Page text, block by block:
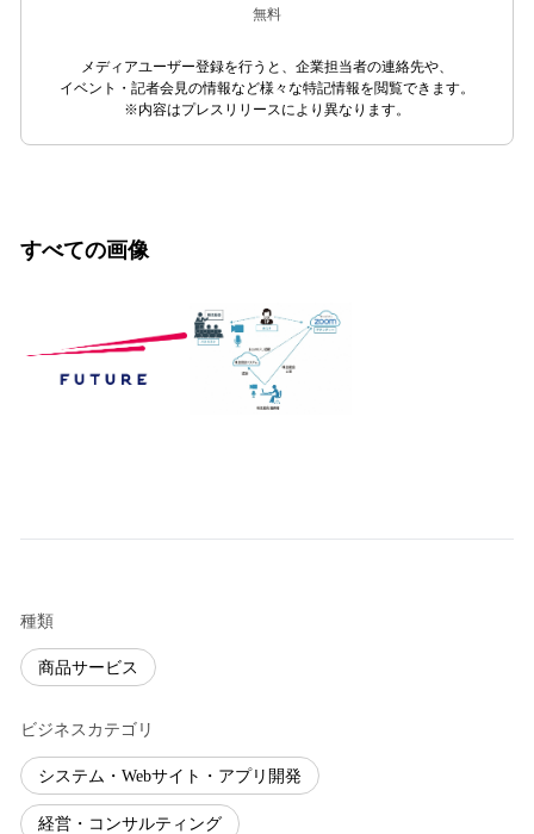
無料
メディアユーザー登録を行うと、企業担当者の連絡先や、
イベント・記者会見の情報など様々な特記情報を閲覧できます。
※内容はプレスリリースにより異なります。
すべての画像
種類
商品サービス
ビジネスカテゴリ
システム・Webサイト・アプリ開発
経営・コンサルティング